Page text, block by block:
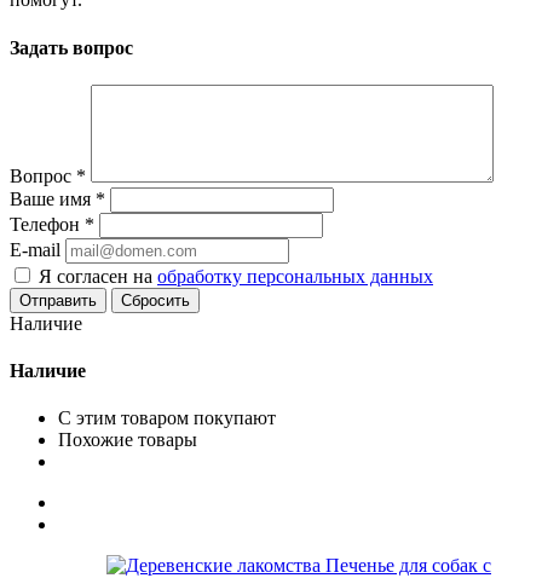
Задать вопрос
Вопрос *
Ваше имя *
Телефон *
E-mail
Я согласен на обработку персональных данных
Сбросить
Наличие
Наличие
С этим товаром покупают
Похожие товары